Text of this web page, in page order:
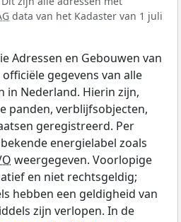
data van het Kadaster van 1 juli
Adressen en Gebouwen van
gegevens van alle
in Nederland. Hierin zijn,
panden, verblijfsobjecten,
geregistreerd. Per
energielabel zoals
weergegeven. Voorlopige
en niet rechtsgeldig;
hebben een geldigheid van
zijn verlopen. In de